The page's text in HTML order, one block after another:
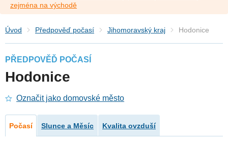
zejména na východě
Úvod Předpověď počasí Jihomoravský kraj Hodonice
PŘEDPOVĚĎ POČASÍ
Hodonice
Označit jako domovské město
Počasí Slunce a Měsíc Kvalita ovzduší